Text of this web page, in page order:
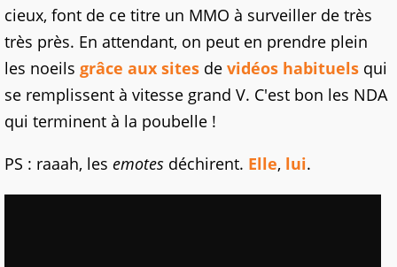
cieux, font de ce titre un MMO à surveiller de très
très près. En attendant, on peut en prendre plein
les noeils grâce aux sites de vidéos habituels qui
se remplissent à vitesse grand V. C'est bon les NDA
qui terminent à la poubelle !
PS : raaah, les emotes déchirent. Elle, lui.